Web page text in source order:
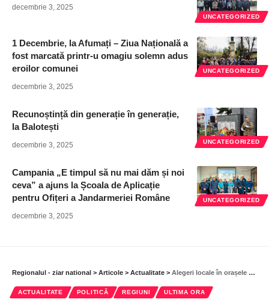
UNCATEGORIZED
decembrie 3, 2025
UNCATEGORIZED
1 Decembrie, la Afumați – Ziua Națională a
fost marcată printr-u omagiu solemn adus
eroilor comunei
decembrie 3, 2025
UNCATEGORIZED
Recunoștință din generație în generație,
la Balotești
decembrie 3, 2025
UNCATEGORIZED
Campania „E timpul să nu mai dăm și noi
ceva” a ajuns la Școala de Aplicație
pentru Ofițeri a Jandarmeriei Române
decembrie 3, 2025
Regionalul - ziar national > Articole > Actualitate > Alegeri locale în orașele Bragadiru și Buftea
ACTUALITATE POLITICĂ REGIUNI ULTIMA ORA